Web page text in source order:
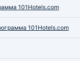
101Hotels.com
101Hotels.com